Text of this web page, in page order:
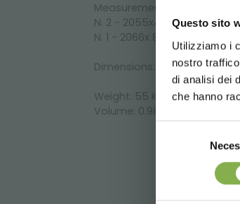
Questo sito
Utilizziamo i
nostro
di analisi dei
che hanno
Measurements
N. 2 - 2055x465 mm
N. 1 - 2066x 825 mm
Dimensions mm
Weight: 55 Kg
Volume: 0.98